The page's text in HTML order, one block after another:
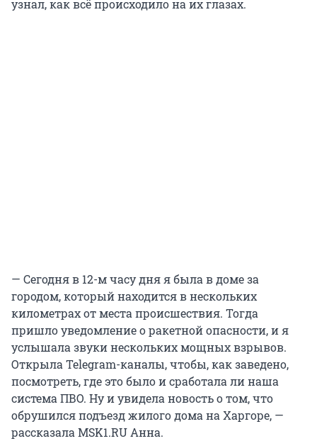
узнал, как всё происходило на их глазах.
— Сегодня в 12-м часу дня я была в доме за
городом, который находится в нескольких
километрах от места происшествия. Тогда
пришло уведомление о ракетной опасности, и я
услышала звуки нескольких мощных взрывов.
Открыла Telegram-каналы, чтобы, как заведено,
посмотреть, где это было и сработала ли наша
система ПВО. Ну и увидела новость о том, что
обрушился подъезд жилого дома на Харгоре, —
рассказала MSK1.RU Анна.